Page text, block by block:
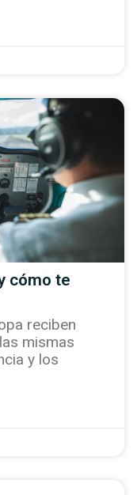
cómo te
reciben
mismas
y los